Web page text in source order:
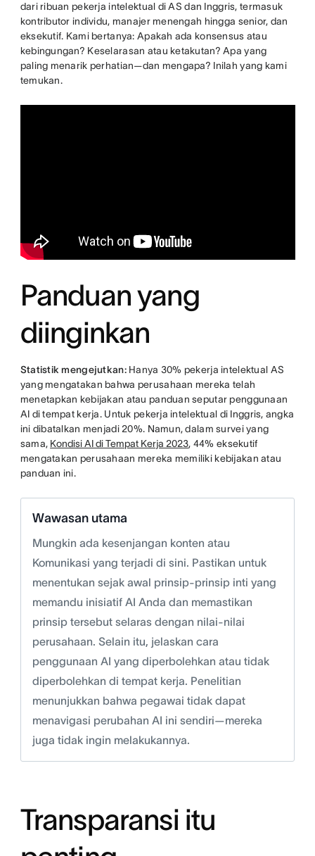
dari ribuan pekerja intelektual di AS dan Inggris, termasuk
kontributor individu, manajer menengah hingga senior, dan
eksekutif. Kami bertanya: Apakah ada konsensus atau
kebingungan? Keselarasan atau ketakutan? Apa yang
paling menarik perhatian—dan mengapa? Inilah yang kami
temukan.
Panduan yang
diinginkan
Statistik mengejutkan: Hanya 30% pekerja intelektual AS
yang mengatakan bahwa perusahaan mereka telah
menetapkan kebijakan atau panduan seputar penggunaan
AI di tempat kerja. Untuk pekerja intelektual di Inggris, angka
ini dibatalkan menjadi 20%. Namun, dalam survei yang
sama, Kondisi AI di Tempat Kerja 2023, 44% eksekutif
mengatakan perusahaan mereka memiliki kebijakan atau
panduan ini.
Wawasan utama
Mungkin ada kesenjangan konten atau
Komunikasi yang terjadi di sini. Pastikan untuk
menentukan sejak awal prinsip-prinsip inti yang
memandu inisiatif AI Anda dan memastikan
prinsip tersebut selaras dengan nilai-nilai
perusahaan. Selain itu, jelaskan cara
penggunaan AI yang diperbolehkan atau tidak
diperbolehkan di tempat kerja. Penelitian
menunjukkan bahwa pegawai tidak dapat
menavigasi perubahan AI ini sendiri—mereka
juga tidak ingin melakukannya.
Transparansi itu